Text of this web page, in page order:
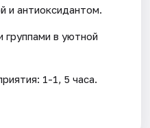
и антиоксидантом.
в уютной
1-1, 5 часа.